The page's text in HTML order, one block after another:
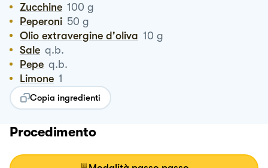
Zucchine 100 g
Peperoni 50 g
Olio extravergine d'oliva 10 g
Sale q.b.
Pepe q.b.
Limone 1
Copia ingredienti
Procedimento